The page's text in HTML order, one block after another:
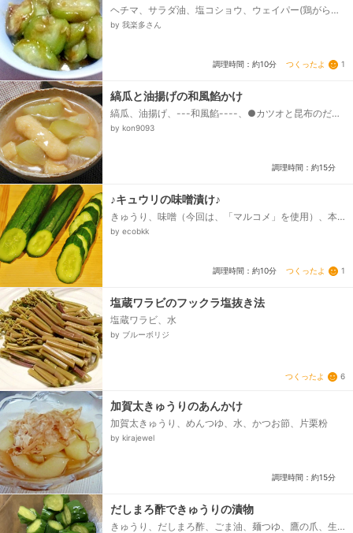
ヘチマ、サラダ油、塩コショウ、ウェイパー(鶏がらス
ープの素でも可)
by 我楽多さん
調理時間：約10分 つくったよ 1
縞瓜と油揚げの和風餡かけ
縞瓜、油揚げ、---和風餡----、●カツオと昆布のだし
汁、●醤油・みりん・酒、●しお、水溶き片栗粉
by kon9093
調理時間：約15分
♪キュウリの味噌漬け♪
きゅうり、味噌（今回は、「マルコメ」を使用）、本
みりん、料理酒、しょうがのすりおろし
by ecobkk
調理時間：約10分 つくったよ 1
塩蔵ワラビのフックラ塩抜き法
塩蔵ワラビ、水
by ブルーボリジ
つくったよ 6
加賀太きゅうりのあんかけ
加賀太きゅうり、めんつゆ、水、かつお節、片栗粉
by kirajewel
調理時間：約15分
だしまろ酢できゅうりの漬物
きゅうり、だしまろ酢、ごま油、麺つゆ、鷹の爪、生